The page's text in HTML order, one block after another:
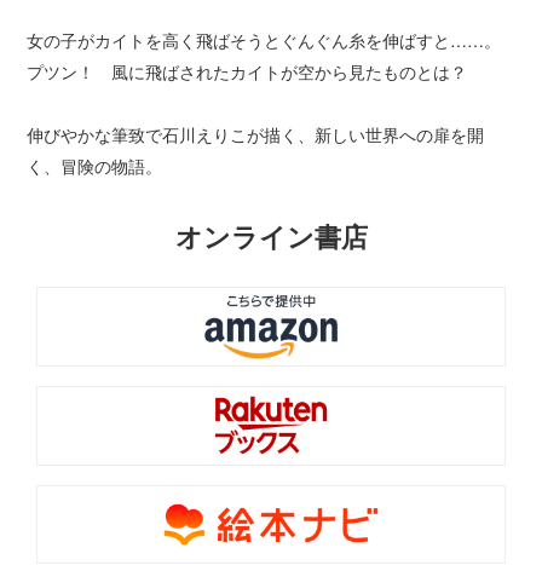
女の子がカイトを高く飛ばそうとぐんぐん糸を伸ばすと……。
プツン！ 風に飛ばされたカイトが空から見たものとは？
伸びやかな筆致で石川えりこが描く、新しい世界への扉を開
く、冒険の物語。
オンライン書店